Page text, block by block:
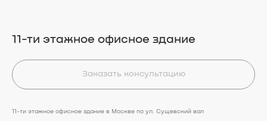
11-ти этажное офисное здание
Заказать консультацию
11-ти этажное офисное здание в Москве по ул. Сущевский вал